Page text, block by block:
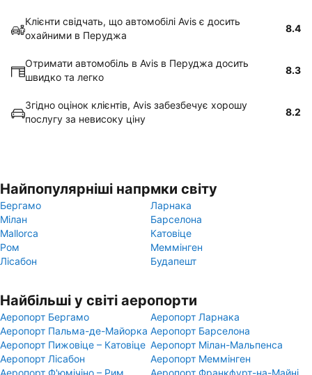
Клієнти свідчать, що автомобілі Avis є досить
охайними в Перуджа
8.4
Отримати автомобіль в Avis в Перуджа досить
швидко та легко
8.3
Згідно оцінок клієнтів, Avis забезбечує хорошу
послугу за невисоку ціну
8.2
Найпопулярніші напрмки світу
Бергамо
Ларнака
Мілан
Барселона
Mallorca
Катовіце
Ром
Меммінген
Лісабон
Будапешт
Найбільші у світі аеропорти
Аеропорт Бергамо
Аеропорт Ларнака
Аеропорт Пальма-де-Майорка Аеропорт Барселона
Аеропорт Пижовіце – Катовіце Аеропорт Мілан-Мальпенса
Аеропорт Лісабон
Аеропорт Меммінген
Аеропорт Ф'юмічіно – Рим
Аеропорт Франкфурт-на-Майні